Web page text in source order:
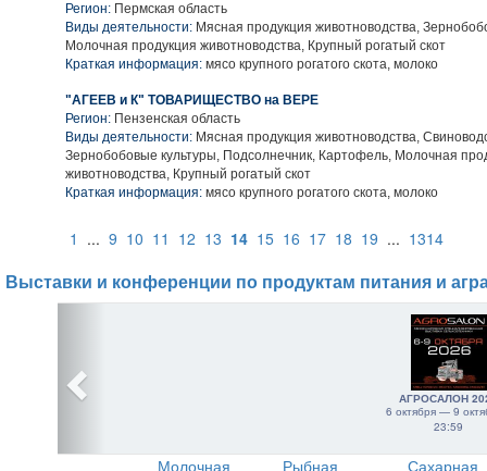
Регион: Пермская область
Виды деятельности: Мясная продукция животноводства,
Молочная продукция животноводства, Крупный рогатый скот
Краткая информация: мясо крупного рогатого скота, молоко
"АГЕЕВ и К" ТОВАРИЩЕСТВО на ВЕРЕ
Регион: Пензенская область
Виды деятельности: Мясная продукция животноводства,
Зернобобовые культуры, Подсолнечник, Картофель, Молочная
животноводства, Крупный рогатый скот
Краткая информация: мясо крупного рогатого скота, молоко
1 ... 9 10 11 12 13 14 15 16 17 18 19 ... 1314
Выставки и конференции по продуктам питания и
АГРОСАЛОН
6 октября — 9
23:59
Молочная Рыбная Сахарная